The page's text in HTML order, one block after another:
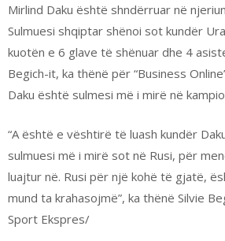
Mirlind Daku është shndërruar në
Sulmuesi shqiptar shënoi sot kundër
kuotën e 6 glave të shënuar dhe 4
Begich-it, ka thënë për “Business
Daku është sulmesi më i mirë në
“A është e vështirë të luash kundër
sulmuesi më i mirë sot në Rusi, për
luajtur në. Rusi për një kohë të gjatë,
mund ta krahasojmë”, ka thënë Silvie
Sport Ekspres/